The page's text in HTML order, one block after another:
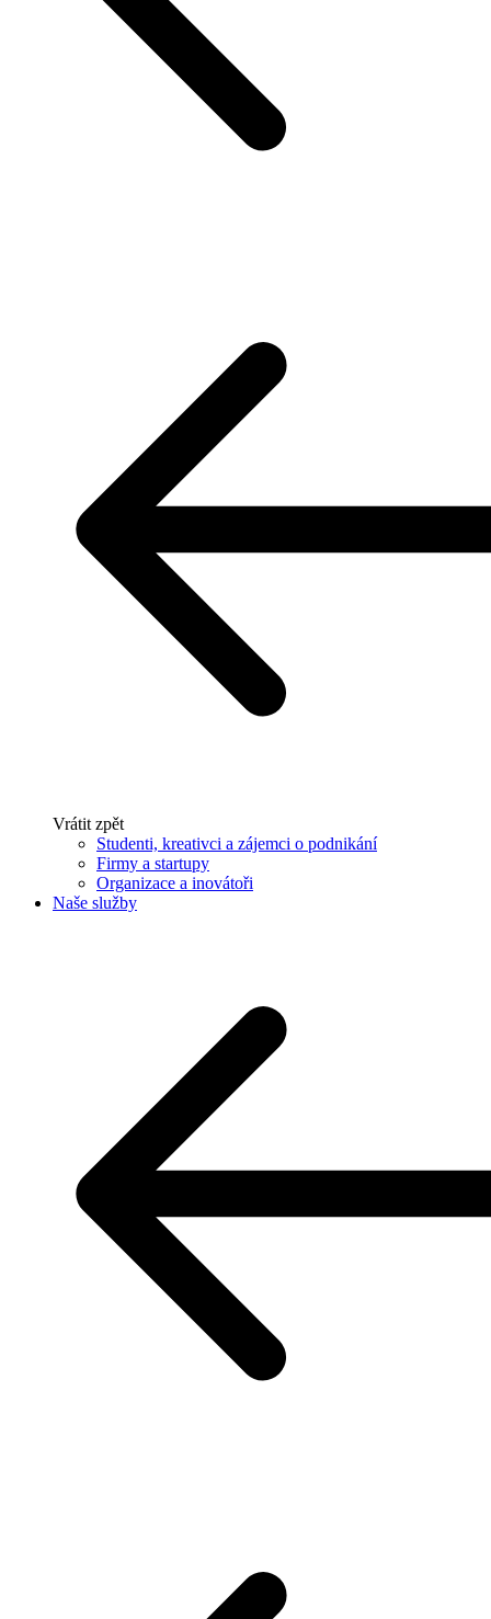
Vrátit zpět
Studenti, kreativci a zájemci o podnikání
Firmy a startupy
Organizace a inovátoři
Naše služby